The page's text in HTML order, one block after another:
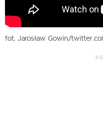
fot. Jarosław Gowin/